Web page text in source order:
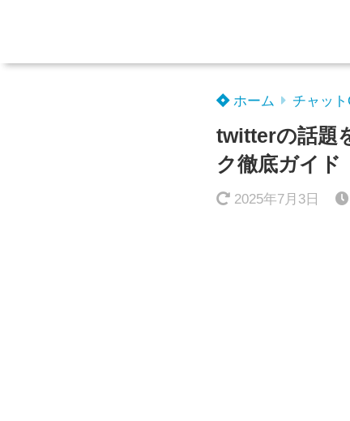
ホーム チャッ
twitterの話題
ク徹底ガイド
2025年7月3日